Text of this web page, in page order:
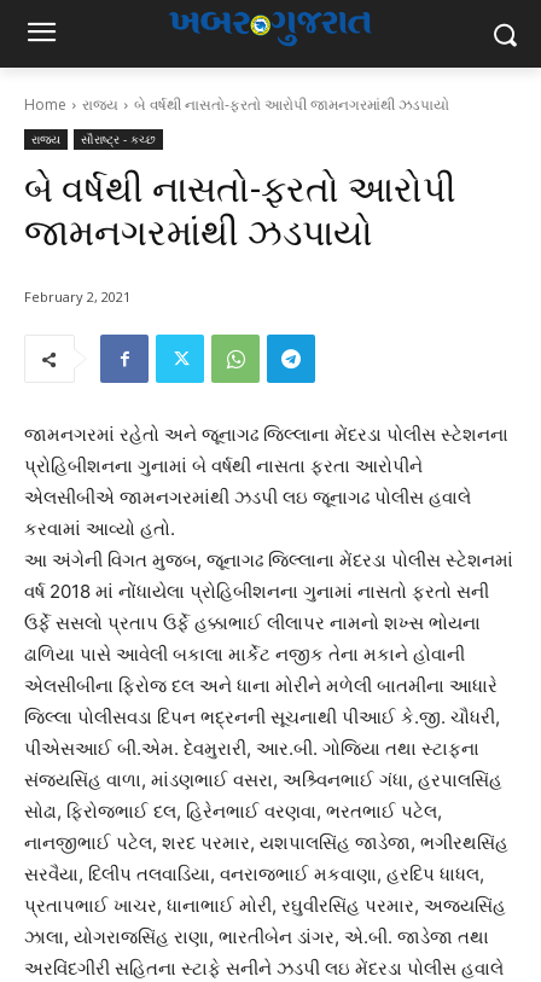
Home રાજ્ય બે વર્ષથી નાસતો-ફરતો આરોપી જામનગરમાંથી ઝડપાયો
રાજ્ય સૌરાષ્ટ્ર - કચ્છ
બે વર્ષથી નાસતો-ફરતો આરોપી
જામનગરમાંથી ઝડપાયો
February 2, 2021
જામનગરમાં રહેતો અને જૂનાગઢ જિલ્લાના મેંદરડા પોલીસ સ્ટેશનના
પ્રોહિબીશનના ગુનામાં બે વર્ષથી નાસતા ફરતા આરોપીને
એલસીબીએ જામનગરમાંથી ઝડપી લઇ જૂનાગઢ પોલીસ હવાલે
કરવામાં આવ્યો હતો.
આ અંગેની વિગત મુજબ, જૂનાગઢ જિલ્લાના મેંદરડા પોલીસ સ્ટેશનમાં
વર્ષ 2018 માં નોંધાયેલા પ્રોહિબીશનના ગુનામાં નાસતો ફરતો સની
ઉર્ફે સસલો પ્રતાપ ઉર્ફે હક્કાભાઈ લીલાપર નામનો શખ્સ ભોયના
ઢાળિયા પાસે આવેલી બકાલા માર્કેટ નજીક તેના મકાને હોવાની
એલસીબીના ફિરોજ દલ અને ધાના મોરીને મળેલી બાતમીના આધારે
જિલ્લા પોલીસવડા દિપન ભદ્રનની સૂચનાથી પીઆઈ કે.જી. ચૌધરી,
પીએસઆઈ બી.એમ. દેવમુરારી, આર.બી. ગોજિયા તથા સ્ટાફના
સંજયસિંહ વાળા, માંડણભાઈ વસરા, અશ્ર્વિનભાઈ ગંધા, હરપાલસિંહ
સોઢા, ફિરોજભાઈ દલ, હિરેનભાઈ વરણવા, ભરતભાઈ પટેલ,
નાનજીભાઈ પટેલ, શરદ પરમાર, યશપાલસિંહ જાડેજા, ભગીરથસિંહ
સરવૈયા, દિલીપ તલવાડિયા, વનરાજભાઈ મકવાણા, હરદિપ ધાધલ,
પ્રતાપભાઈ ખાચર, ધાનાભાઈ મોરી, રઘુવીરસિંહ પરમાર, અજયસિંહ
ઝાલા, યોગરાજસિંહ રાણા, ભારતીબેન ડાંગર, એ.બી. જાડેજા તથા
અરવિંદગીરી સહિતના સ્ટાફે સનીને ઝડપી લઇ મેંદરડા પોલીસ હવાલે